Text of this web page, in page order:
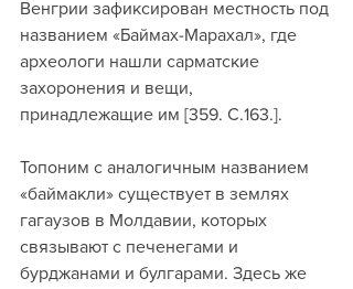
Венгрии зафиксирован местность под
названием «Баймах-Марахал», где
археологи нашли сарматские
захоронения и вещи,
принадлежащие им [359. С.163.].
Топоним с аналогичным названием
«баймакли» существует в землях
гагаузов в Молдавии, которых
связывают с печенегами и
бурджанами и булгарами. Здесь же